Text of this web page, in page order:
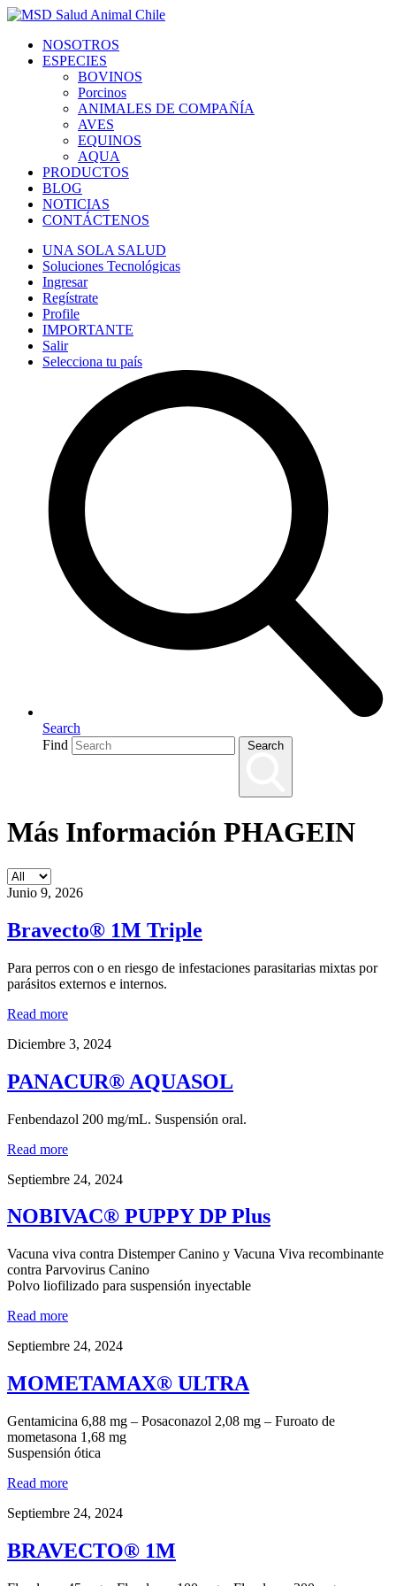
NOSOTROS
ESPECIES
BOVINOS
Porcinos
ANIMALES DE COMPAÑÍA
AVES
EQUINOS
AQUA
PRODUCTOS
BLOG
NOTICIAS
CONTÁCTENOS
UNA SOLA SALUD
Soluciones Tecnológicas
Ingresar
Regístrate
Profile
IMPORTANTE
Salir
Selecciona tu país
Search
Find
Search
Más Información PHAGEIN
Junio 9, 2026
Bravecto® 1M Triple
Para perros con o en riesgo de infestaciones parasitarias mixtas por
parásitos externos e internos.
Read more
Diciembre 3, 2024
PANACUR® AQUASOL
Fenbendazol 200 mg/mL. Suspensión oral.
Read more
Septiembre 24, 2024
NOBIVAC® PUPPY DP Plus
Vacuna viva contra Distemper Canino y Vacuna Viva recombinante
contra Parvovirus Canino
Polvo liofilizado para suspensión inyectable
Read more
Septiembre 24, 2024
MOMETAMAX® ULTRA
Gentamicina 6,88 mg – Posaconazol 2,08 mg – Furoato de
mometasona 1,68 mg
Suspensión ótica
Read more
Septiembre 24, 2024
BRAVECTO® 1M